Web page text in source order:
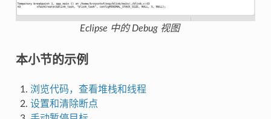
Eclipse 中的 Debug 视图
本小节的示例
浏览代码，查看堆栈和线程
设置和清除断点